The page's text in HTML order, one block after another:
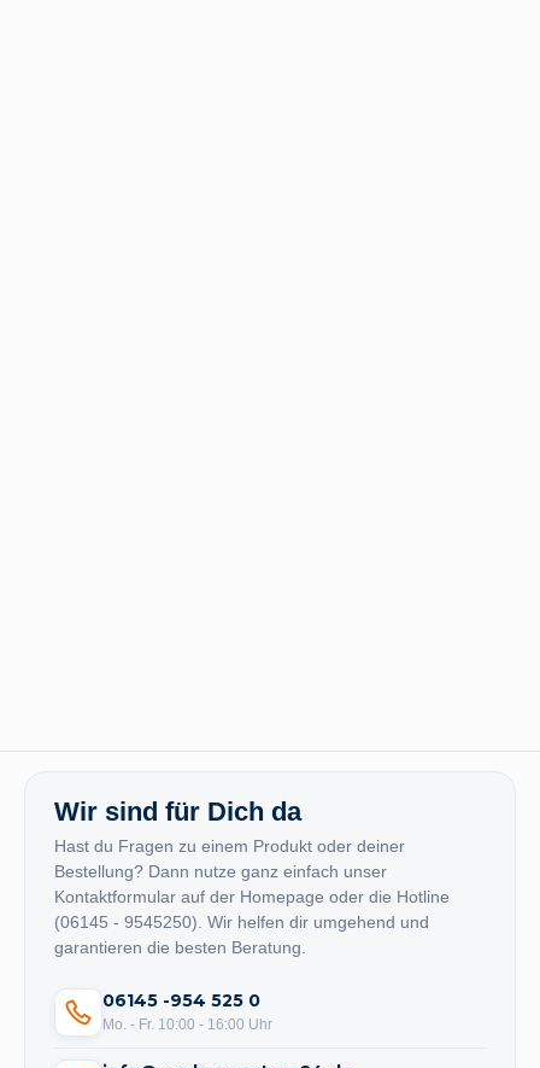
Wir sind für Dich da
Hast du Fragen zu einem Produkt oder deiner
Bestellung? Dann nutze ganz einfach unser
Kontaktformular auf der Homepage oder die Hotline
(06145 - 9545250). Wir helfen dir umgehend und
garantieren die besten Beratung.
06145 -954 525 0
Mo. - Fr. 10:00 - 16:00 Uhr